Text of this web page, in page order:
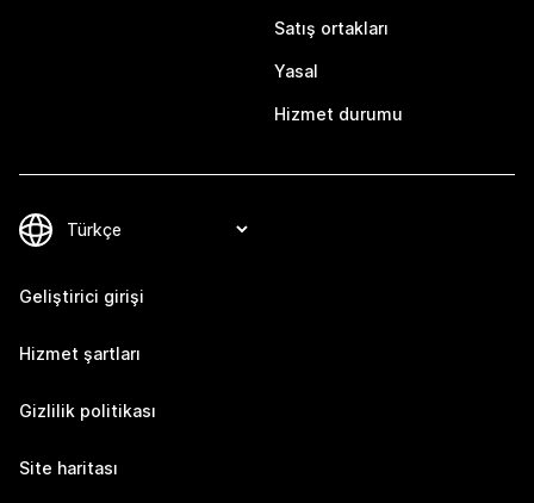
Satış ortakları
Yasal
Hizmet durumu
Geliştirici girişi
Hizmet şartları
Gizlilik politikası
Site haritası